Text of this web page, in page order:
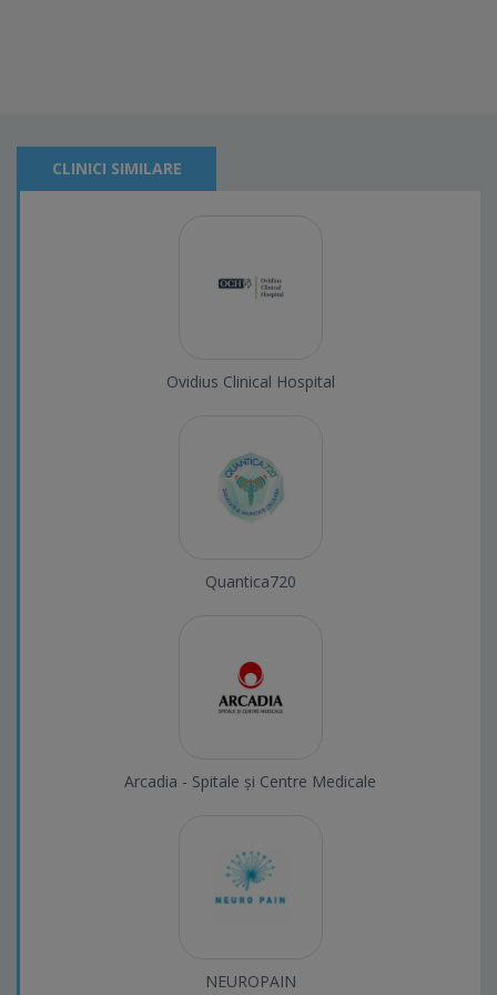
CLINICI SIMILARE
Ovidius Clinical Hospital
Quantica720
Arcadia - Spitale și Centre Medicale
NEUROPAIN